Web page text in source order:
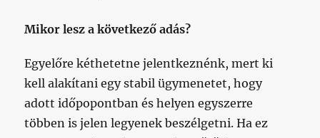
Mikor lesz a következő adás?
Egyelőre kéthetetne jelentkeznénk, mert ki
kell alakítani egy stabil ügymenetet, hogy
adott időpopontban és helyen egyszerre
többen is jelen legyenek beszélgetni. Ha ez